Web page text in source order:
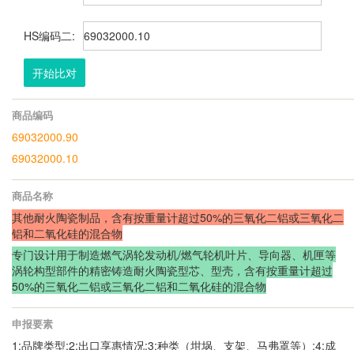
HS编码二:
开始比对
商品编码
69032000.90
69032000.10
商品名称
其他耐火陶瓷制品，含有按重量计超过50%的三氧化二铝或三氧化二
铝和二氧化硅的混合物
专门设计用于制造燃气涡轮发动机/燃气轮机叶片、导向器、机匣等
涡轮构型部件的精密铸造耐火陶瓷型芯、型壳，含有按重量计超过
50%的三氧化二铝或三氧化二铝和二氧化硅的混合物
申报要素
1:品牌类型;2:出口享惠情况;3:种类（坩埚、支架、马弗罩等）;4:成